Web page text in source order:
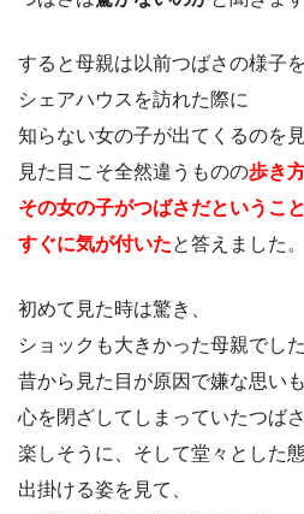
すると母親は以前つばさの様子
シェアハウスを訪れた際に
知らない女の子が出てくるのを見
見た目こそ全然違うものの歩き
その女の子がつばさだというこ
すぐに気が付いたと答えました。
初めて見た時は驚き、
ショックも大きかった母親でし
昔から見た目が原因で嫌な思いも
心を閉ざしてしまっていたつば
楽しそうに、そして堂々とした
出掛ける姿を見て、